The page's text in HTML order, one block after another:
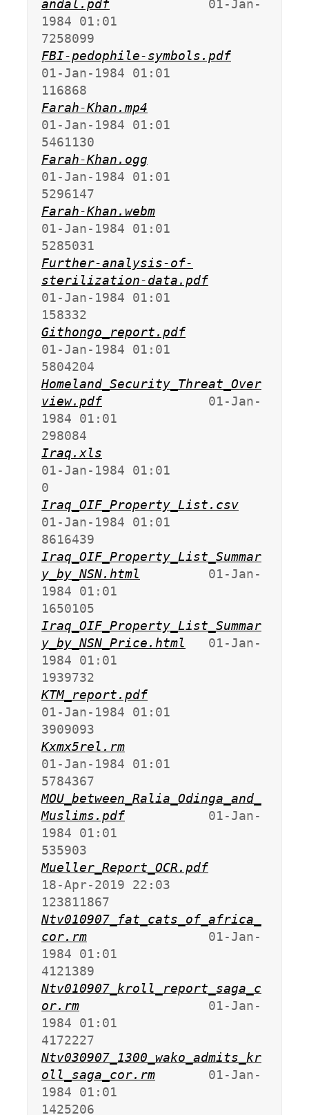
andal.pdf
             01-Jan-
1984 01:01
FBI-pedophile-symbols.pdf
01-Jan-1984 01:01
Farah-Khan.mp4
01-Jan-1984 01:01
Farah-Khan.ogg
01-Jan-1984 01:01
Farah-Khan.webm
01-Jan-1984 01:01
Further-analysis-of-
sterilization-data.pdf
01-Jan-1984 01:01
Githongo_report.pdf
01-Jan-1984 01:01
Homeland_Security_Threat_Over
view.pdf
              01-Jan-
1984 01:01
Iraq.xls
01-Jan-1984 01:01
Iraq_OIF_Property_List.csv
01-Jan-1984 01:01
Iraq_OIF_Property_List_Summar
y_by_NSN.html
         01-Jan-
1984 01:01
Iraq_OIF_Property_List_Summar
y_by_NSN_Price.html
   01-Jan-
1984 01:01
KTM_report.pdf
01-Jan-1984 01:01
Kxmx5rel.rm
01-Jan-1984 01:01
MOU_between_Ralia_Odinga_and_
Muslims.pdf
           01-Jan-
1984 01:01
Mueller_Report_OCR.pdf
18-Apr-2019 22:03
Ntv010907_fat_cats_of_africa_
cor.rm
                01-Jan-
1984 01:01
Ntv010907_kroll_report_saga_c
or.rm
                 01-Jan-
1984 01:01
Ntv030907_1300_wako_admits_kr
oll_saga_cor.rm
       01-Jan-
1984 01:01